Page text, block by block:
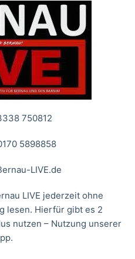
750812
5898858
LIVE.de
LIVE jederzeit ohne
lesen. Hierfür gibt es 2
nutzen – Nutzung unserer